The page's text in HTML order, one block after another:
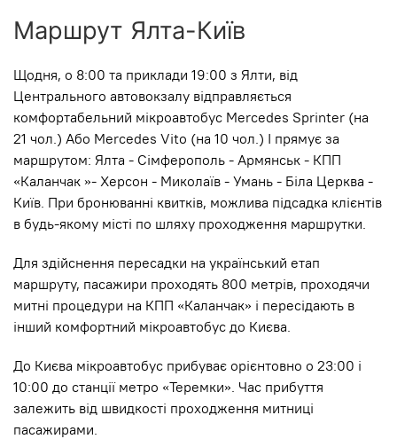
Маршрут Ялта-Київ
Щодня, о 8:00 та приклади 19:00 з Ялти, від
Центрального автовокзалу відправляється
комфортабельний мікроавтобус Mercedes Sprinter (на
21 чол.) Або Mercedes Vito (на 10 чол.) І прямує за
маршрутом: Ялта - Сімферополь - Армянськ - КПП
«Каланчак »- Херсон - Миколаїв - Умань - Біла Церква -
Київ. При бронюванні квитків, можлива підсадка клієнтів
в будь-якому місті по шляху проходження маршрутки.
Для здійснення пересадки на український етап
маршруту, пасажири проходять 800 метрів, проходячи
митні процедури на КПП «Каланчак» і пересідають в
інший комфортний мікроавтобус до Києва.
До Києва мікроавтобус прибуває орієнтовно о 23:00 і
10:00 до станції метро «Теремки». Час прибуття
залежить від швидкості проходження митниці
пасажирами.